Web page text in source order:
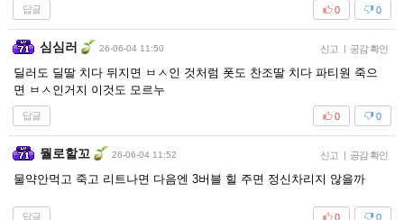
답글 0
0
심심러 26-06-04 11:50 신고 | 공감 확인
딜러도 딜딸 치다 뒤지면 ㅂㅅ인 것처럼 폿도 찬조딸 치다 파티원 죽으
면 ㅂㅅ인거지 이것도 모르누
답글 0
0
뭘로할꼬 26-06-04 11:52 신고 | 공감 확인
물약안먹고 죽고 리트나면 다음엔 3버블 힐 주면 정신차리지 않을까
답글 0
0